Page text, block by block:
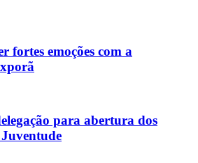
fortes emoções com a
para abertura dos